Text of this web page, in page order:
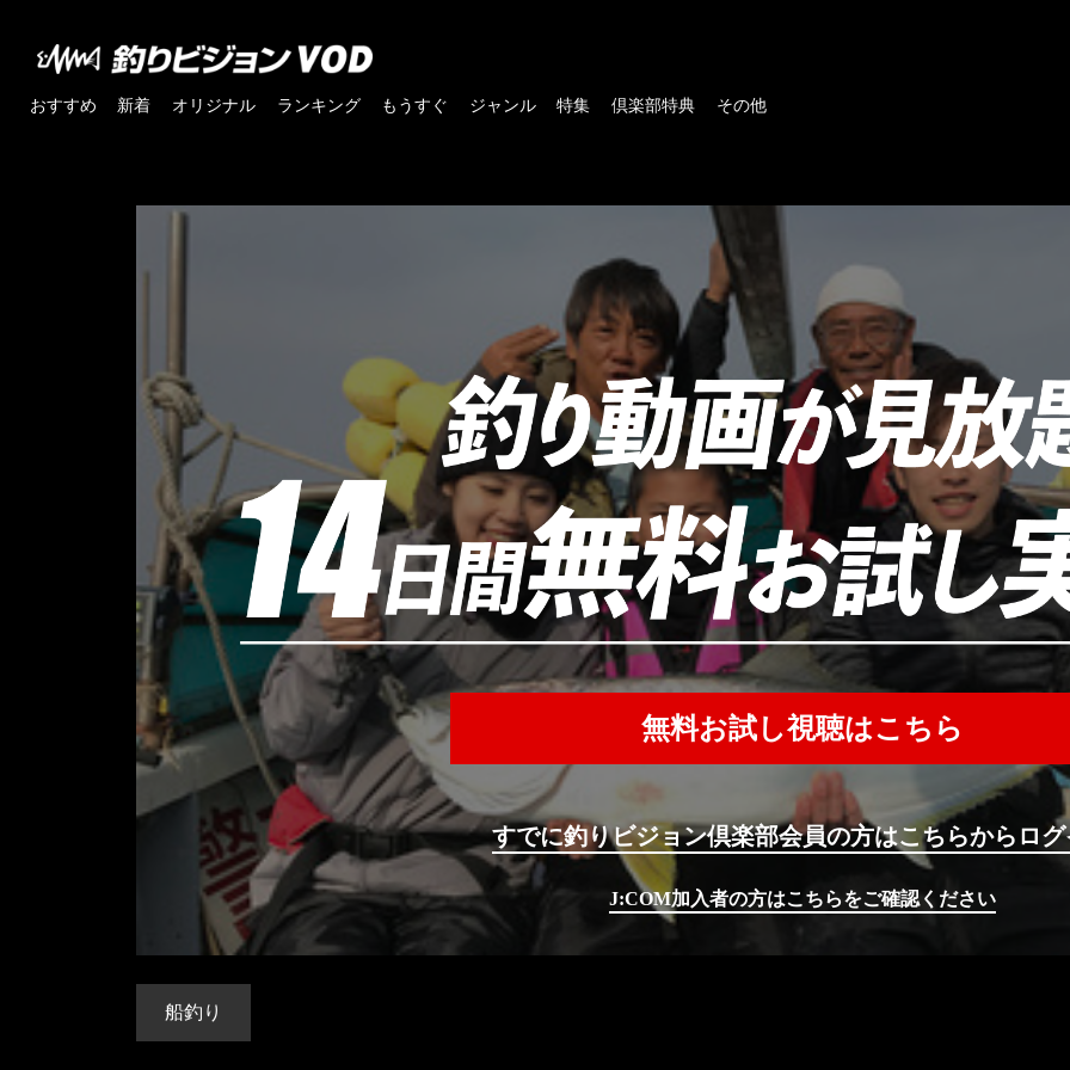
おすすめ 新着 オリジナル ランキング もうすぐ ジャンル 特集 倶楽部特典 その他
無料お試し視聴はこちら
すでに釣りビジョン倶楽部会員の方はこちらからロ
J:COM加入者の方はこちらをご確認ください
船釣り